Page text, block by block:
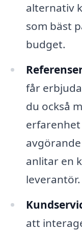
alternativ
som bäst
budget.
får
du också
anlitar en
leverantör.
att